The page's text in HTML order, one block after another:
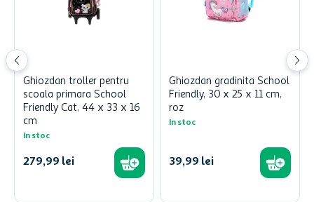
Ghiozdan troller pentru
scoala primara School
Friendly Cat, 44 x 33 x 16
cm
In stoc
279,99 lei
Ghiozdan gradinita School
Friendly, 30 x 25 x 11 cm,
roz
In stoc
39,99 lei